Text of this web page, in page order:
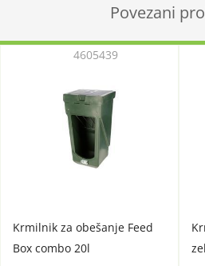
Povezani
Krmilnik za obešanje Feed
Box combo 20l
4605439